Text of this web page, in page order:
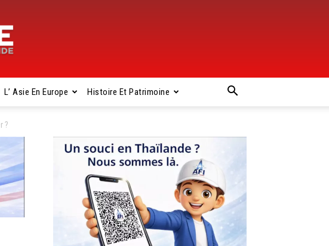
L’ Asie En Europe Histoire Et Patrimoine
?